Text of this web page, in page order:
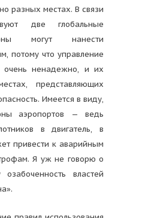
разных местах. В связи
две глобальные
могут нанести
потому что управление
очень ненадежно, и их
представляющих
Имеется в виду,
аэропортов — ведь
в двигатель, в
привести к аварийным
Я уж не говорю о
озабоченность властей